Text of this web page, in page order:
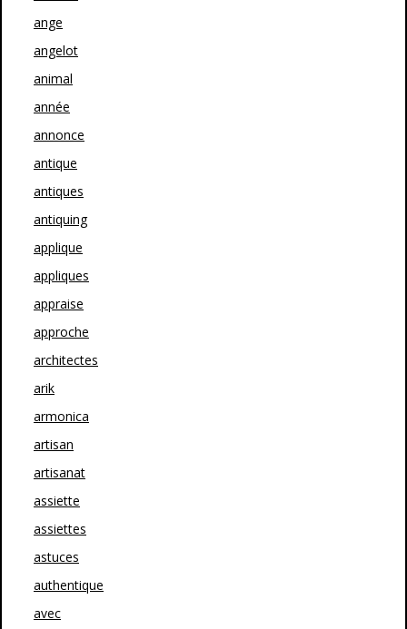
ange
angelot
animal
année
annonce
antique
antiques
antiquing
applique
appliques
appraise
approche
architectes
arik
armonica
artisan
artisanat
assiette
assiettes
astuces
authentique
avec